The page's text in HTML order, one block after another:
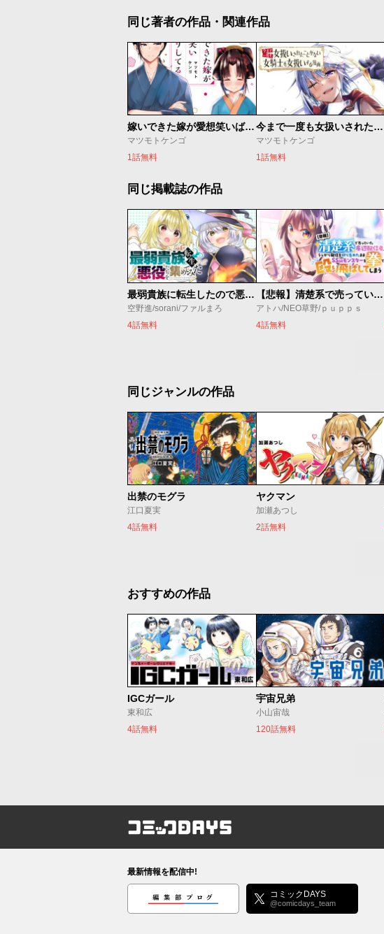
同じ著者の作品・関連作品
嫁いできた嫁が愛想笑いばかりしてる
マツモトケンゴ
1話無料
今まで一度も女扱いされたことがない女騎士を女扱いする漫画
マツモトケンゴ
1話無料
同じ掲載誌の作品
最弱貴族に転生したので悪役たちを集めてみた
空野進/sorani/ファルまろ
4話無料
【悲報】清楚系で売っていた底辺配信者、うっかり配信を切り忘れたままSS級モンスターを拳で殴り飛ばしてしまう
アトハ/NEO草野/ｐｕｐｐｓ
4話無料
同じジャンルの作品
出禁のモグラ
江口夏実
4話無料
ヤクマン
加瀬あつし
2話無料
おすすめの作品
IGCガール
東和広
4話無料
宇宙兄弟
小山宙哉
120話無料
コミックDAYS
最新情報を配信中!
編集部ブログ コミックDAYS
@comicdays_team